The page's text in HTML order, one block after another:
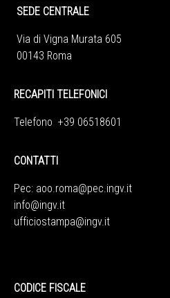
SEDE CENTRALE
Via di Vigna Murata 605
00143 Roma
RECAPITI TELEFONICI
Telefono +39 06518601
CONTATTI
Pec: aoo.roma@pec.ingv.it
info@ingv.it
ufficiostampa@ingv.it
CODICE FISCALE